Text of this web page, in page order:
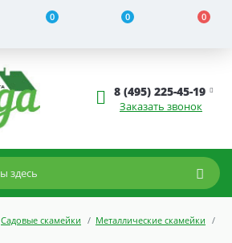
0 0 0
8 (495) 225-45-19
Заказать звонок
Садовые скамейки Металлические скамейки